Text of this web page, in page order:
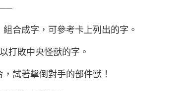
──
合成字，可參考卡上列出的字。
打敗中央怪獸的字。
試著擊倒對手的部件獸！